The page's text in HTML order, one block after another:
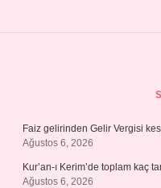
Faiz gelirinden Gelir Vergisi
Ağustos 6, 2026
Kur’an-ı Kerim’de toplam kaç
Ağustos 6, 2026